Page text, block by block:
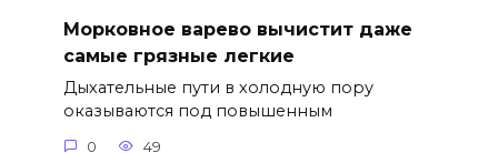
Морковное варево вычистит даже
самые грязные легкие
Дыхательные пути в холодную пору
оказываются под повышенным
0 49